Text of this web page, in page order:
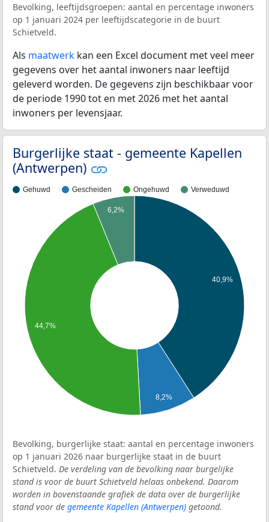
Bevolking, leeftijdsgroepen: aantal en percentage inwoners
op 1 januari 2024 per leeftijdscategorie in de buurt
Schietveld.
Als maatwerk kan een Excel document met veel meer
gegevens over het aantal inwoners naar leeftijd
geleverd worden. De gegevens zijn beschikbaar voor
de periode 1990 tot en met 2026 met het aantal
inwoners per levensjaar.
Burgerlijke staat - gemeente Kapellen
(Antwerpen)
Gehuwd Gescheiden Ongehuwd Verweduwd
40,9%
8,2%
6,2%
44,7%
Bevolking, burgerlijke staat: aantal en percentage inwoners
op 1 januari 2026 naar burgerlijke staat in de buurt
Schietveld. De verdeling van de bevolking naar burgelijke
stand is voor de buurt Schietveld helaas onbekend. Daarom
worden in bovenstaande grafiek de data over de burgerlijke
stand voor de gemeente Kapellen (Antwerpen) getoond.